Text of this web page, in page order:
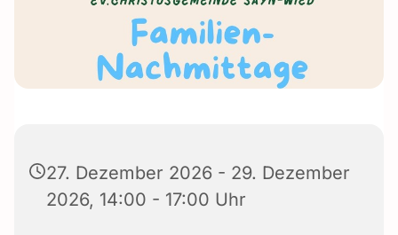
27. Dezember 2026 - 29. Dezember
2026, 14:00 - 17:00 Uhr